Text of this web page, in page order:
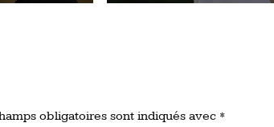
obligatoires sont indiqués avec *